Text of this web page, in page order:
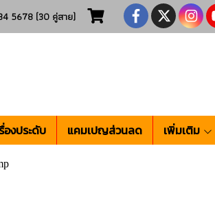
5678 (30 คู่สาย)
องประดับ แคมเปญส่วนลด เพิ่มเติม